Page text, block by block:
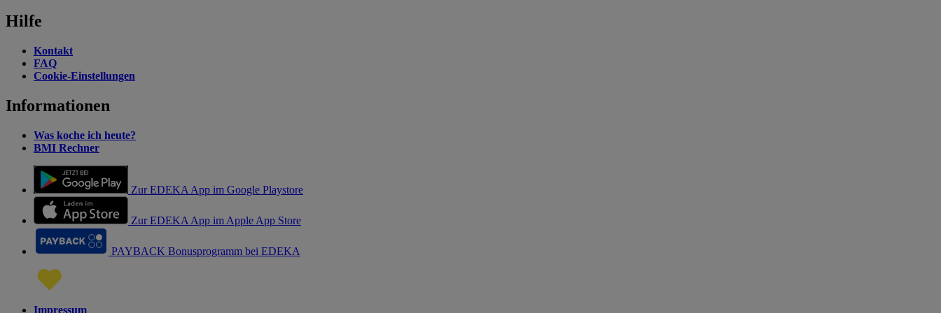
Hilfe
Kontakt
FAQ
Cookie-Einstellungen
Informationen
Was koche ich heute?
BMI Rechner
Zur EDEKA App im Google Playstore
Zur EDEKA App im Apple App Store
PAYBACK Bonusprogramm bei EDEKA
Impressum